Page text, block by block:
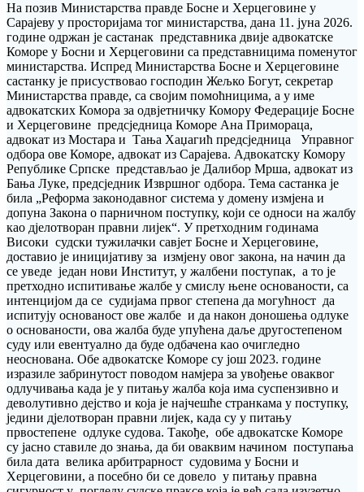
На позив Министарства правде Босне и Херцеговине у
Сарајеву у просторијама тог министарства, дана 11. јуна 2026.
године одржан је састанак представника двије адвокатске
Коморе у Босни и Херцеговини са представницима поменутог
министарства. Испред Министарства Босне и Херцеговине
састанку је присуствовао господин Жељко Богут, секретар
Министарства правде, са својим помоћницима, а у име
адвокатских Комора за одвјетничку Комору Федерације Босне
и Херцеговине предсједница Коморе Ана Примораца,
адвокат из Мостара и Тања Хаџагић предсједница Управног
одбора ове Коморе, адвокат из Сарајева. Адвокатску Комору
Републике Српске представљао је Далибор Мрша, адвокат из
Бања Луке, предсједник Извршног одбора. Тема састанка је
била „Реформа законодавног система у домену измјена и
допуна Закона о парничном поступку, који се односи на жалбу
као дјелотворан правни лијек“. У претходним годинама
Високи судски тужилачки савјет Босне и Херцеговине,
доставио је иницијативу за измјену овог закона, на начин да
се уведе један нови Институт, у жалбени поступак, а то је
претходно испитивање жалбе у смислу њене основаности, са
интенцијом да се судијама првог степена да могућност да
испитују основаност ове жалбе и да након доношења одлуке
о основаности, ова жалба буде упућена даље другостепеном
суду или евентуално да буде одбачена као очигледно
неоснована. Обе адвокатске Коморе су још 2023. године
изразиле забринутост поводом намјера за увођење оваквог
одлучивања када је у питању жалба која има суспензивно и
деволутивно дејство и која је најчешће странкама у поступку,
једини дјелотворан правни лијек, када су у питању
првостепене одлуке судова. Такође, обе адвокатске Коморе
су јасно ставиле до знања, да би оваквим начином поступања
била дата велика арбитрарност судовима у Босни и
Херцеговини, а посебно би се довело у питању правна